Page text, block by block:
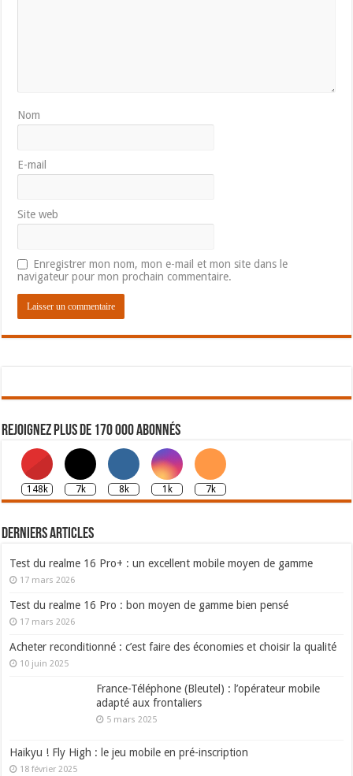
Nom
E-mail
Site web
Enregistrer mon nom, mon e-mail et mon site dans le
navigateur pour mon prochain commentaire.
Rejoignez plus de 170 000 abonnés
148k 7k 8k 1k 7k
Derniers articles
Test du realme 16 Pro+ : un excellent mobile moyen de gamme
17 mars 2026
Test du realme 16 Pro : bon moyen de gamme bien pensé
17 mars 2026
Acheter reconditionné : c’est faire des économies et choisir la qualité
10 juin 2025
France-Téléphone (Bleutel) : l’opérateur mobile
adapté aux frontaliers
5 mars 2025
Haikyu ! Fly High : le jeu mobile en pré-inscription
18 février 2025